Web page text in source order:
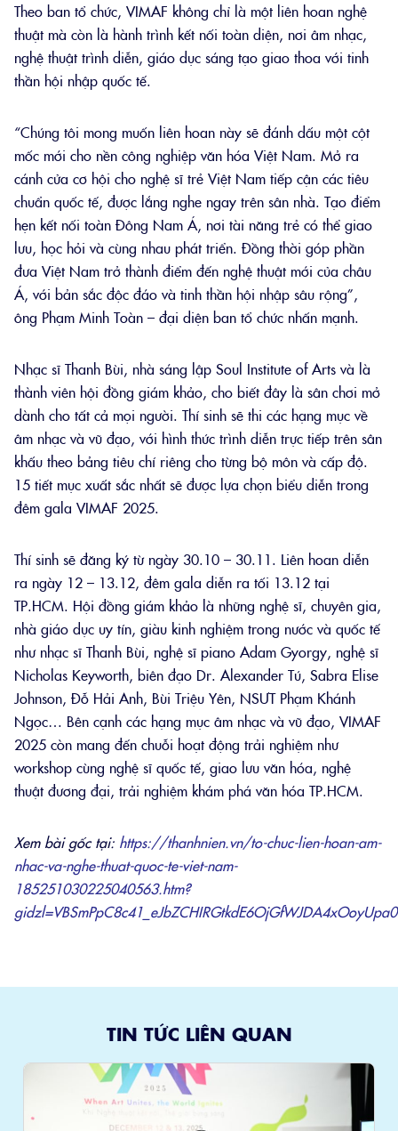
Theo ban tổ chức, VIMAF không chỉ là một liên hoan nghệ
thuật mà còn là hành trình kết nối toàn diện, nơi âm nhạc,
nghệ thuật trình diễn, giáo dục sáng tạo giao thoa với tinh
thần hội nhập quốc tế.
“Chúng tôi mong muốn liên hoan này sẽ đánh dấu một cột
mốc mới cho nền công nghiệp văn hóa Việt Nam. Mở ra
cánh cửa cơ hội cho nghệ sĩ trẻ Việt Nam tiếp cận các tiêu
chuẩn quốc tế, được lắng nghe ngay trên sân nhà. Tạo điểm
hẹn kết nối toàn Đông Nam Á, nơi tài năng trẻ có thể giao
lưu, học hỏi và cùng nhau phát triển. Đồng thời góp phần
đưa Việt Nam trở thành điểm đến nghệ thuật mới của châu
Á, với bản sắc độc đáo và tinh thần hội nhập sâu rộng”,
ông Phạm Minh Toàn – đại diện ban tổ chức nhấn mạnh.
Nhạc sĩ Thanh Bùi, nhà sáng lập Soul Institute of Arts và là
thành viên hội đồng giám khảo, cho biết đây là sân chơi mở
dành cho tất cả mọi người. Thí sinh sẽ thi các hạng mục về
âm nhạc và vũ đạo, với hình thức trình diễn trực tiếp trên sân
khấu theo bảng tiêu chí riêng cho từng bộ môn và cấp độ.
15 tiết mục xuất sắc nhất sẽ được lựa chọn biểu diễn trong
đêm gala VIMAF 2025.
Thí sinh sẽ đăng ký từ ngày 30.10 – 30.11. Liên hoan diễn
ra ngày 12 – 13.12, đêm gala diễn ra tối 13.12 tại
TP.HCM. Hội đồng giám khảo là những nghệ sĩ, chuyên gia,
nhà giáo dục uy tín, giàu kinh nghiệm trong nước và quốc tế
như nhạc sĩ Thanh Bùi, nghệ sĩ piano Adam Gyorgy, nghệ sĩ
Nicholas Keyworth, biên đạo Dr. Alexander Tú, Sabra Elise
Johnson, Đỗ Hải Anh, Bùi Triệu Yên, NSƯT Phạm Khánh
Ngọc… Bên cạnh các hạng mục âm nhạc và vũ đạo, VIMAF
2025 còn mang đến chuỗi hoạt động trải nghiệm như
workshop cùng nghệ sĩ quốc tế, giao lưu văn hóa, nghệ
thuật đương đại, trải nghiệm khám phá văn hóa TP.HCM.
Xem bài gốc tại: https://thanhnien.vn/to-chuc-lien-hoan-am-
nhac-va-nghe-thuat-quoc-te-viet-nam-
185251030225040563.htm?
TIN TỨC LIÊN QUAN